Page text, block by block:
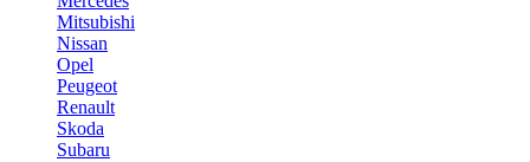
Mitsubishi
Nissan
Opel
Peugeot
Renault
Skoda
Subaru